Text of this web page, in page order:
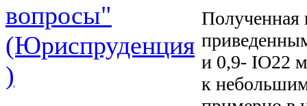
вопросы"
(Юриспруденция
)
Полученная
и 0,9- IO22
к